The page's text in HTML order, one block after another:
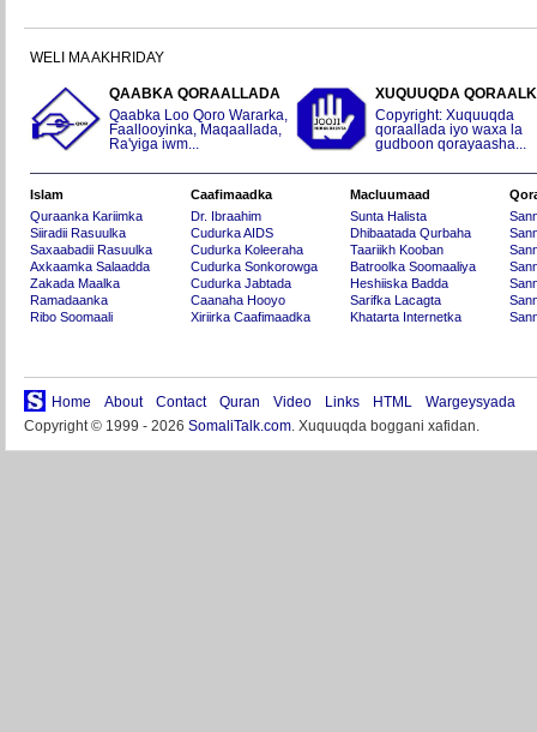
WELI MA AKHRIDAY
QAABKA QORAALLADA
Qaabka Loo Qoro Wararka,
Faallooyinka, Maqaallada,
Ra'yiga iwm...
XUQUUQDA
Copyright: Xuquuqda
qoraallada iyo waxa la
gudboon qorayaasha...
Islam
Quraanka Kariimka
Siiradii Rasuulka
Saxaabadii Rasuulka
Axkaamka Salaadda
Zakada Maalka
Ramadaanka
Ribo Soomaali
Caafimaadka
Dr. Ibraahim
Cudurka AIDS
Cudurka Koleeraha
Cudurka Sonkorowga
Cudurka Jabtada
Caanaha Hooyo
Xiriirka Caafimaadka
Macluumaad
Sunta Halista
Dhibaatada Qurbaha
Taariikh Kooban
Batroolka Soomaaliya
Heshiiska Badda
Sarifka Lacagta
Khatarta Internetka
Home About Contact Quran Video Links HTML
Wargeysyada
Copyright © 1999 - 2026 SomaliTalk.com. Xuquuqda boggani xafidan.